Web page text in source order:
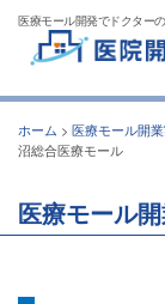
医療モール開発でドクター
ホーム > 医療モール開
沼総合医療モール
医療モール